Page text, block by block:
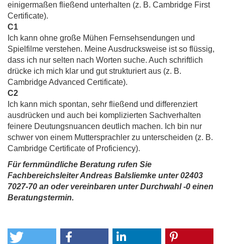
einigermaßen fließend unterhalten (z. B. Cambridge First
Certificate).
C1
Ich kann ohne große Mühen Fernsehsendungen und
Spielfilme verstehen. Meine Ausdrucksweise ist so flüssig,
dass ich nur selten nach Worten suche. Auch schriftlich
drücke ich mich klar und gut strukturiert aus (z. B.
Cambridge Advanced Certificate).
C2
Ich kann mich spontan, sehr fließend und differenziert
ausdrücken und auch bei komplizierten Sachverhalten
feinere Deutungsnuancen deutlich machen. Ich bin nur
schwer von einem Muttersprachler zu unterscheiden (z. B.
Cambridge Certificate of Proficiency).
Für fernmündliche Beratung rufen Sie
Fachbereichsleiter Andreas Balsliemke unter 02403
7027-70 an oder vereinbaren unter Durchwahl -0 einen
Beratungstermin.